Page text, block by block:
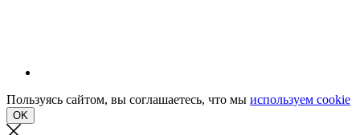
Пользуясь сайтом, вы соглашаетесь, что мы используем cookie
OK